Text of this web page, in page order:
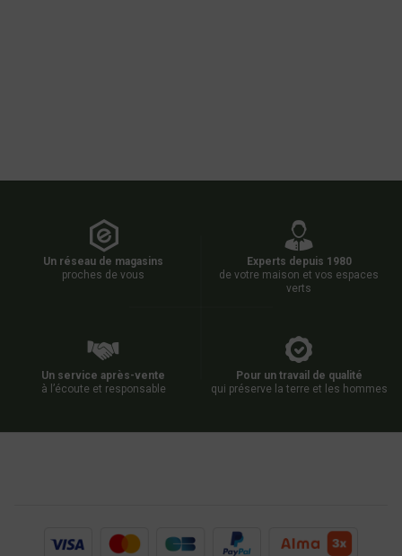
Un réseau de magasins
proches de vous
Experts depuis 1980
de votre maison et vos espaces
verts
Un service après-vente
à l’écoute et responsable
Pour un travail de qualité
qui préserve la terre et les hommes